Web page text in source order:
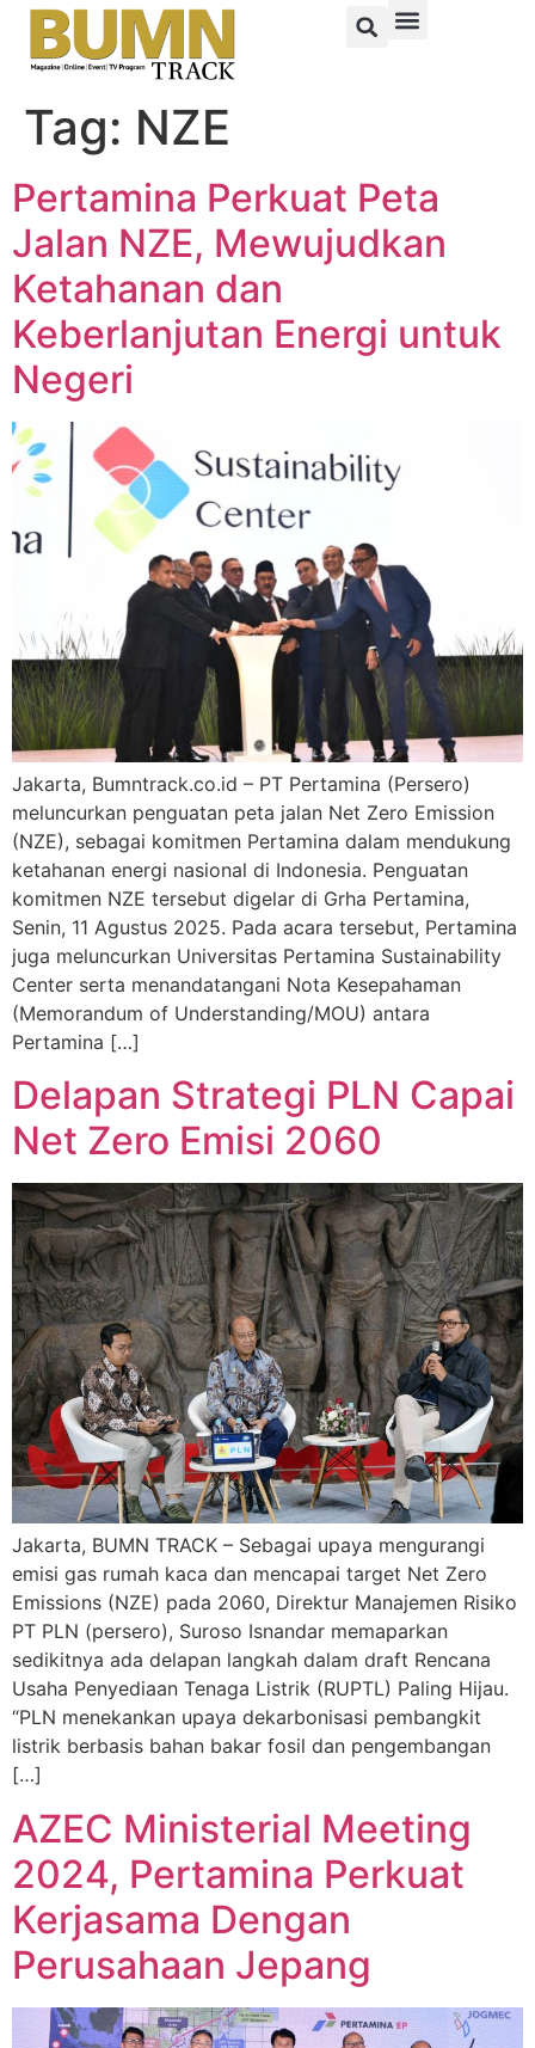
Tag: NZE
Pertamina Perkuat Peta
Jalan NZE, Mewujudkan
Ketahanan dan
Keberlanjutan Energi untuk
Negeri
Jakarta, Bumntrack.co.id – PT Pertamina (Persero)
meluncurkan penguatan peta jalan Net Zero Emission
(NZE), sebagai komitmen Pertamina dalam mendukung
ketahanan energi nasional di Indonesia. Penguatan
komitmen NZE tersebut digelar di Grha Pertamina,
Senin, 11 Agustus 2025. Pada acara tersebut, Pertamina
juga meluncurkan Universitas Pertamina Sustainability
Center serta menandatangani Nota Kesepahaman
(Memorandum of Understanding/MOU) antara
Pertamina […]
Delapan Strategi PLN Capai
Net Zero Emisi 2060
Jakarta, BUMN TRACK – Sebagai upaya mengurangi
emisi gas rumah kaca dan mencapai target Net Zero
Emissions (NZE) pada 2060, Direktur Manajemen Risiko
PT PLN (persero), Suroso Isnandar memaparkan
sedikitnya ada delapan langkah dalam draft Rencana
Usaha Penyediaan Tenaga Listrik (RUPTL) Paling Hijau.
“PLN menekankan upaya dekarbonisasi pembangkit
listrik berbasis bahan bakar fosil dan pengembangan
[…]
AZEC Ministerial Meeting
2024, Pertamina Perkuat
Kerjasama Dengan
Perusahaan Jepang